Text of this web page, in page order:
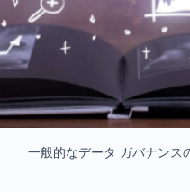
一般的なデータ ガバナンス